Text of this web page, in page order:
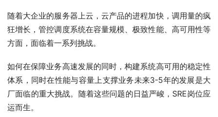
随着大企业的服务器上云，云产品的进程加快，调用量的疯
狂增长，管控调度系统在容量规模、极致性能、高可用性等
方面，面临着一系列挑战。
如何在保障业务高速发展的同时，构建系统高可用的稳定性
体系，同时在性能与容量上支撑业务未来3-5年的发展是大
厂面临的重大挑战。随着这些问题的日益严峻，SRE岗位应
运而生。